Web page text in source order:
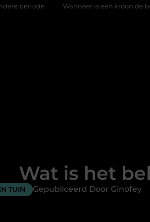
Wanneer is een kroon de beste oplossing
Wat is het
TUIN Gepubliceerd Door Ginofey